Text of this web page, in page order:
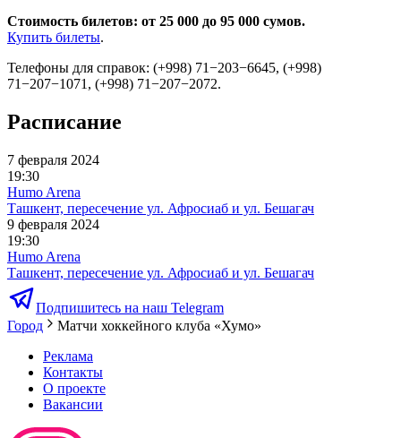
Стоимость билетов: от 25 000 до 95 000 сумов.
Купить билеты.
Телефоны для справок: (+998) 71−203−6645, (+998)
71−207−1071, (+998) 71−207−2072.
Расписание
7 февраля 2024
19:30
Humo Arena
Ташкент, пересечение ул. Афросиаб и ул. Бешагач
9 февраля 2024
19:30
Humo Arena
Ташкент, пересечение ул. Афросиаб и ул. Бешагач
Подпишитесь на наш Telegram
Город
Матчи хоккейного клуба «Хумо»
Реклама
Контакты
О проекте
Вакансии